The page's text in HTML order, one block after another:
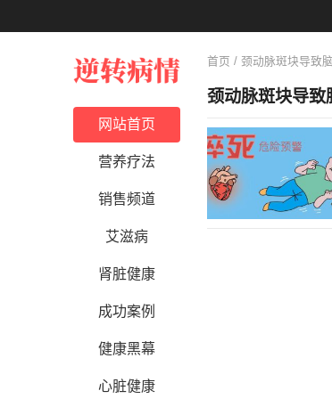
网站首页
营养疗法
销售频道
艾滋病
肾脏健康
成功案例
健康黑幕
心脏健康
首页 / 颈动脉斑块导致
颈动脉斑块导致